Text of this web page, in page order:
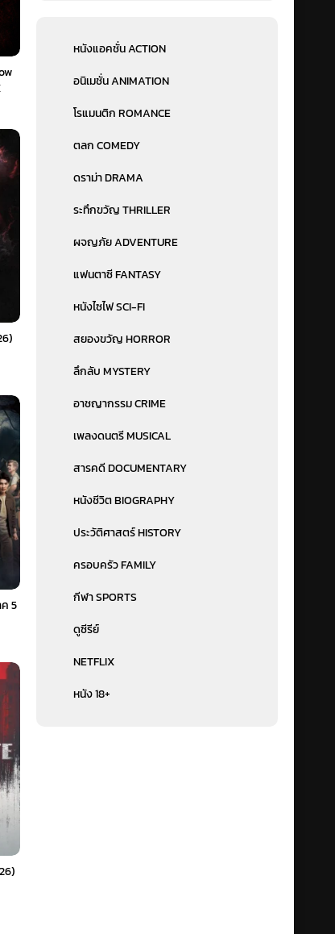
5
หนังแอคชั่น ACTION
อนิเมชั่น ANIMATION
โรแมนติก ROMANCE
ตลก COMEDY
ดราม่า DRAMA
ระทึกขวัญ THRILLER
ผจญภัย ADVENTURE
แฟนตาซี FANTASY
หนังไซไฟ SCI-FI
สยองขวัญ HORROR
ลึกลับ MYSTERY
อาชญากรรม CRIME
เพลงดนตรี MUSICAL
สารคดี DOCUMENTARY
หนังชีวิต BIOGRAPHY
ประวัติศาสตร์ HISTORY
ครอบครัว FAMILY
กีฬา SPORTS
ดูซีรีย์
NETFLIX
หนัง 18+